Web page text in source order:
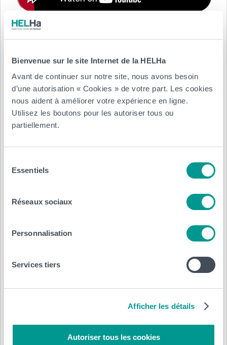
Bienvenue sur le site Internet de la HELHa
Avant de continuer sur notre site, nous avons besoin
d’une autorisation « Cookies » de votre part. Les cookies
nous aident à améliorer votre expérience en ligne.
Utilisez les boutons pour les autoriser tous ou
partiellement.
Essentiels
Réseaux sociaux
Personnalisation
Services tiers
Afficher les détails
Autoriser tous les cookies
Cettevidéo
par ici!
Posté le :